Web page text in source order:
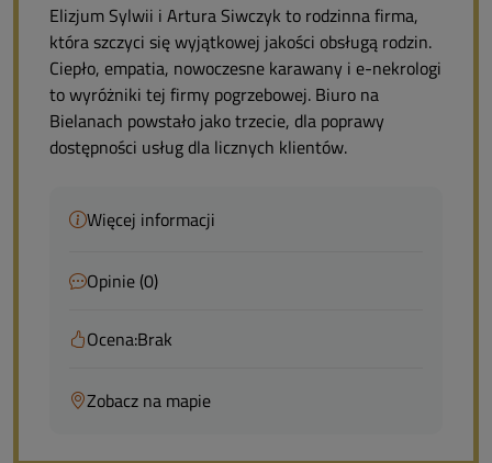
Elizjum Sylwii i Artura Siwczyk to rodzinna firma,
która szczyci się wyjątkowej jakości obsługą rodzin.
Ciepło, empatia, nowoczesne karawany i e-nekrologi
to wyróżniki tej firmy pogrzebowej. Biuro na
Bielanach powstało jako trzecie, dla poprawy
dostępności usług dla licznych klientów.
Więcej informacji
Opinie (0)
Ocena:Brak
Zobacz na mapie